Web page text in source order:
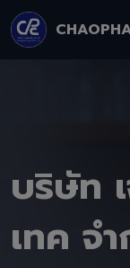
บริษัท
เทค จ